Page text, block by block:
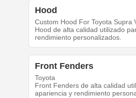
Hood
Custom Hood For Toyota Supra
Hood de alta calidad utilizado
rendimiento personalizados.
Front Fenders
Toyota
Front Fenders de alta calidad
apariencia y rendimiento